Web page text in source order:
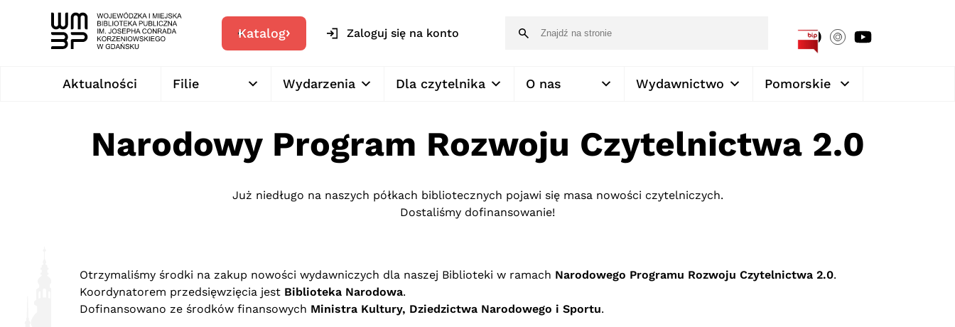
Katalog Zaloguj się na konto
Aktualności Filie Wydarzenia Dla czytelnika O nas Wydawnictwo Pomorskie
Narodowy Program Rozwoju Czytelnictwa 2.0
Już niedługo na naszych półkach bibliotecznych pojawi się masa nowości czytelniczych.
Dostaliśmy dofinansowanie!
Otrzymaliśmy środki na zakup nowości wydawniczych dla naszej Biblioteki w ramach Narodowego Programu Rozwoju Czytelnictwa 2.0.
Koordynatorem przedsięwzięcia jest Biblioteka Narodowa.
Dofinansowano ze środków finansowych Ministra Kultury, Dziedzictwa Narodowego i Sportu.